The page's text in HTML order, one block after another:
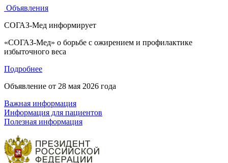
Объявления
СОГАЗ-Мед информирует
«СОГАЗ-Мед» о борьбе с ожирением и профилактике
избыточного веса
Подробнее
Объявление от 28 мая 2026 года
Важная информация
Информация для пациентов
Полезная информация